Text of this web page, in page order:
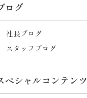
ログ
社長ブログ
スタッフブログ
ペシャルコンテンツ